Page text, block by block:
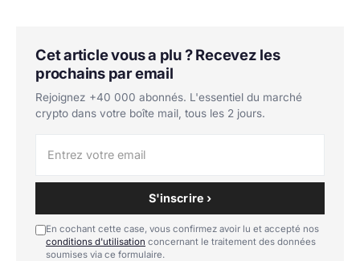
Cet article vous a plu ? Recevez les
prochains par email
Rejoignez +40 000 abonnés. L'essentiel du marché
crypto dans votre boîte mail, tous les 2 jours.
S'inscrire ›
En cochant cette case, vous confirmez avoir lu et accepté nos
conditions d'utilisation concernant le traitement des données
soumises via ce formulaire.